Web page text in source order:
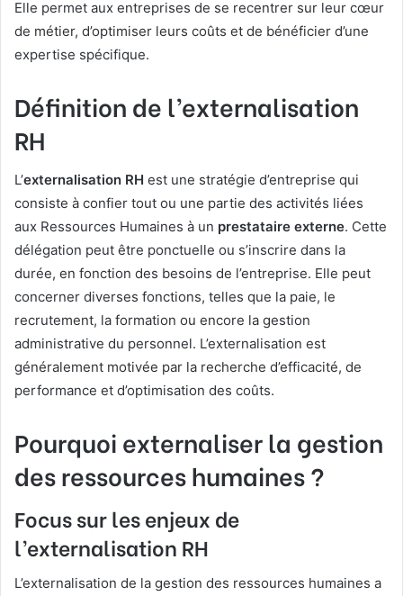
Elle permet aux entreprises de se recentrer sur leur cœur
de métier, d’optimiser leurs coûts et de bénéficier d’une
expertise spécifique.
Définition de l’externalisation
RH
L’externalisation RH est une stratégie d’entreprise qui
consiste à confier tout ou une partie des activités liées
aux Ressources Humaines à un prestataire externe. Cette
délégation peut être ponctuelle ou s’inscrire dans la
durée, en fonction des besoins de l’entreprise. Elle peut
concerner diverses fonctions, telles que la paie, le
recrutement, la formation ou encore la gestion
administrative du personnel. L’externalisation est
généralement motivée par la recherche d’efficacité, de
performance et d’optimisation des coûts.
Pourquoi externaliser la gestion
des ressources humaines ?
Focus sur les enjeux de
l’externalisation RH
L’externalisation de la gestion des ressources humaines a